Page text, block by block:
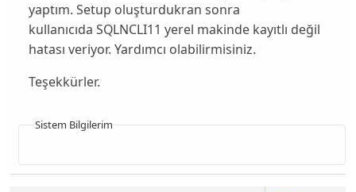
yaptım. Setup oluşturdukran sonra
kullanıcıda SQLNCLI11 yerel makinde kayıtlı değil
hatası veriyor. Yardımcı olabilirmisiniz.
Teşekkürler.
Sistem Bilgilerim